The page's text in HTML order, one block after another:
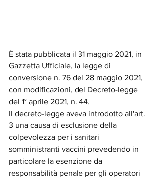
È stata pubblicata il 31 maggio 2021, in
Gazzetta Ufficiale, la legge di
conversione n. 76 del 28 maggio 2021,
con modificazioni, del Decreto-legge
del 1° aprile 2021, n. 44.
Il decreto-legge aveva introdotto all'art.
3 una causa di esclusione della
colpevolezza per i sanitari
somministranti vaccini prevedendo in
particolare la esenzione da
responsabilità penale per gli operatori